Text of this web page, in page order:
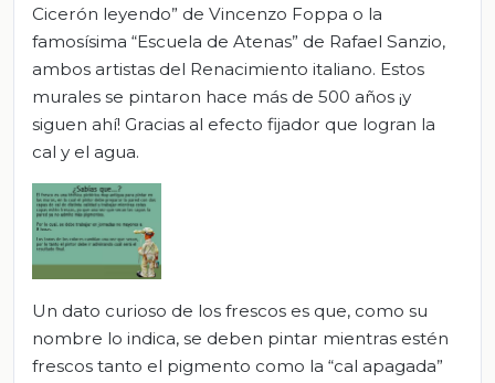
Cicerón leyendo” de Vincenzo Foppa o la
famosísima “Escuela de Atenas” de Rafael Sanzio,
ambos artistas del Renacimiento italiano. Estos
murales se pintaron hace más de 500 años ¡y
siguen ahí! Gracias al efecto fijador que logran la
cal y el agua.
Un dato curioso de los frescos es que, como su
nombre lo indica, se deben pintar mientras estén
frescos tanto el pigmento como la “cal apagada”